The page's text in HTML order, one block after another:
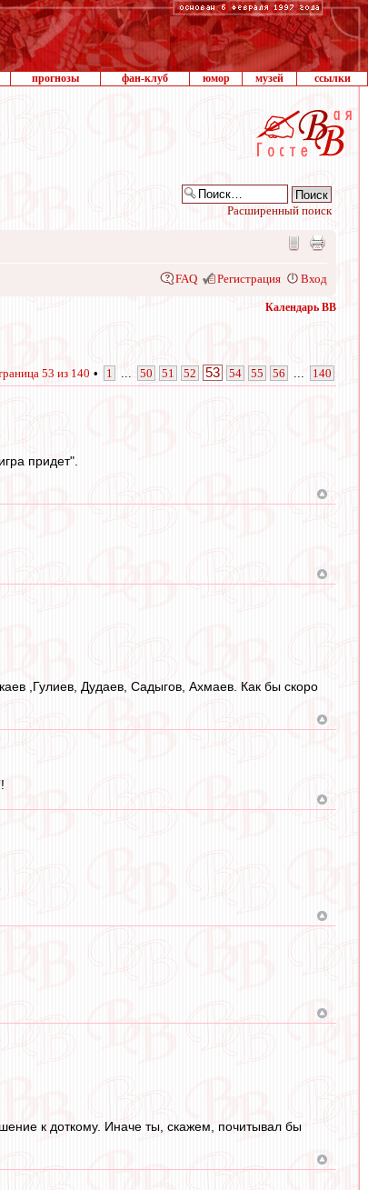
прогнозы фан-клуб юмор музей ссылки
Расширенный поиск
FAQ Регистрация Вход
Календарь ВВ
53 из 140 • 1 50 51 52 53 54 55 56 140
придет".
,Гулиев, Дудаев, Садыгов, Ахмаев. Как бы скоро
к доткому. Иначе ты, скажем, почитывал бы